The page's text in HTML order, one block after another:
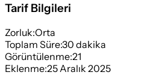
Tarif Bilgileri
Zorluk:Orta
Toplam Süre:30 dakika
Görüntülenme:21
Eklenme:25 Aralık 2025